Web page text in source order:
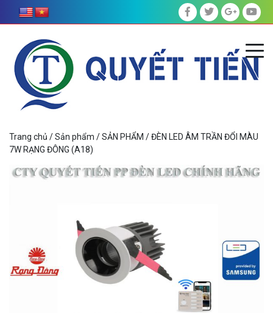
Trang chủ /Sản phẩm /SẢN PHẨM / ĐÈN LED ÂM TRẦN ĐỔI MÀU
7W RẠNG ĐÔNG (A18)